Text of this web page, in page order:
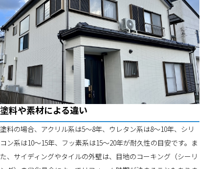
塗料や素材による違い
塗料の場合、アクリル系は5～8年、ウレタン系は8～10年、シリ
コン系は10～15年、フッ素系は15～20年が耐久性の目安です。ま
た、サイディングやタイルの外壁は、目地のコーキング（シーリ